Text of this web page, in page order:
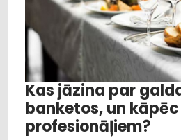
Kas jāzina par
banketos, un
profesionāļiem?